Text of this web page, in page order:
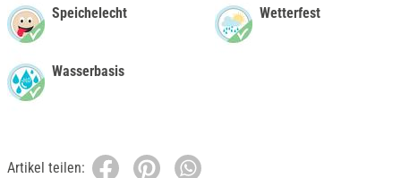
Speichelecht
Wasserbasis
Wetterfest
Artikel teilen: